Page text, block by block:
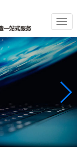
切
换
导
航